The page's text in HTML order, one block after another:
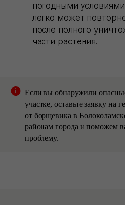
погодными
легко может
после полного
части растения.
Если вы обнаружили
участке, оставьте заявку на
от борщевика в
районам города и поможем
проблему.